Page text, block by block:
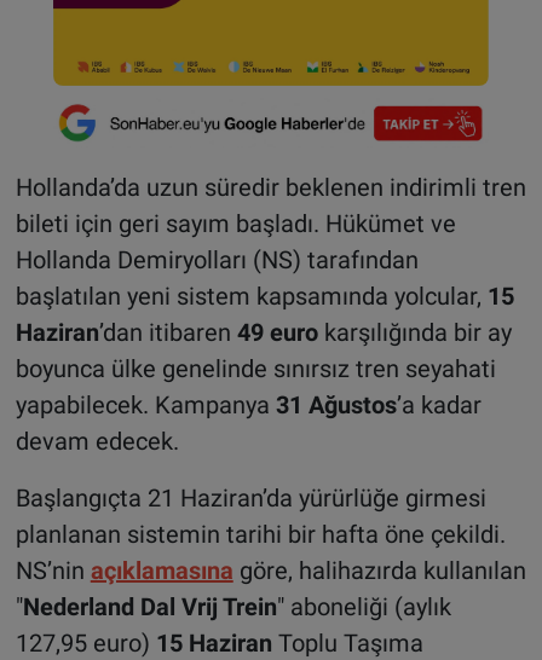
Hollanda’da uzun süredir beklenen indirimli tren
bileti için geri sayım başladı. Hükümet ve
Hollanda Demiryolları (NS) tarafından
başlatılan yeni sistem kapsamında yolcular, 15
Haziran’dan itibaren 49 eurokarşılığında bir ay
boyunca ülke genelinde sınırsız tren seyahati
yapabilecek. Kampanya 31 Ağustos’a kadar
devam edecek.
Başlangıçta 21 Haziran’da yürürlüğe girmesi
planlanan sistemin tarihi bir hafta öne çekildi.
NS’nin açıklamasına göre, halihazırda kullanılan
"Nederland Dal Vrij Trein" aboneliği (aylık
127,95 euro) 15 Haziran Toplu Taşıma